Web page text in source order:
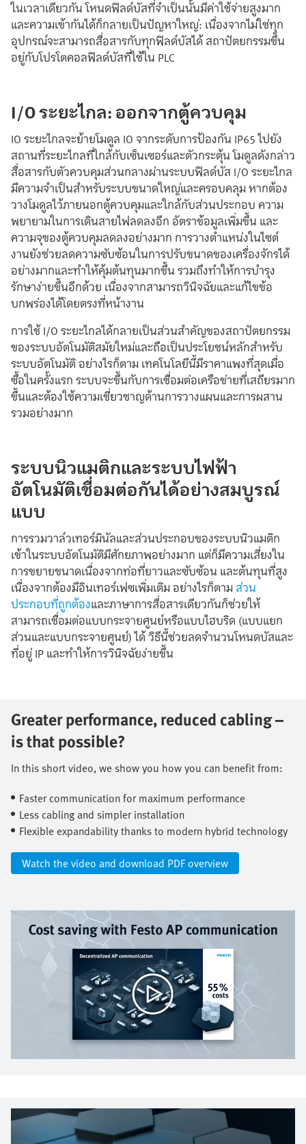
ในเวลาเดียวกัน โหนดฟิลด์บัสที่จำเป็นนั้นมีค่าใช้จ่ายสูงมาก
และความเข้ากันได้ก็กลายเป็นปัญหาใหญ่: เนื่องจากไม่ใช่ทุก
อุปกรณ์จะสามารถสื่อสารกับทุกฟิลด์บัสได้ สถาปัตยกรรมขึ้น
อยู่กับโปรโตคอลฟิลด์บัสที่ใช้ใน PLC
I/O ระยะไกล: ออกจากตู้ควบคุม
IO ระยะไกลจะย้ายโมดูล IO จากระดับการป้องกัน IP65 ไปยัง
สถานที่ระยะไกลที่ใกล้กับเซ็นเซอร์และตัวกระตุ้น โมดูลดังกล่าว
สื่อสารกับตัวควบคุมส่วนกลางผ่านระบบฟิลด์บัส I/O ระยะไกล
มีความจำเป็นสำหรับระบบขนาดใหญ่และครอบคลุม หากต้อง
วางโมดูลไว้ภายนอกตู้ควบคุมและใกล้กับส่วนประกอบ ความ
พยายามในการเดินสายไฟลดลงอีก อัตราข้อมูลเพิ่มขึ้น และ
ความจุของตู้ควบคุมลดลงอย่างมาก การวางตำแหน่งในไซต์
งานยังช่วยลดความซับซ้อนในการปรับขนาดของเครื่องจักรได้
อย่างมากและทำให้คุ้มต้นทุนมากขึ้น รวมถึงทำให้การบำรุง
รักษาง่ายขึ้นอีกด้วย เนื่องจากสามารถวินิจฉัยและแก้ไขข้อ
บกพร่องได้โดยตรงที่หน้างาน
การใช้ I/O ระยะไกลได้กลายเป็นส่วนสำคัญของสถาปัตยกรรม
ของระบบอัตโนมัติสมัยใหม่และถือเป็นประโยชน์หลักสำหรับ
ระบบอัตโนมัติ อย่างไรก็ตาม เทคโนโลยีนี้มีราคาแพงที่สุดเมื่อ
ซื้อในครั้งแรก ระบบจะขึ้นกับการเชื่อมต่อเครือข่ายที่เสถียรมาก
ขึ้นและต้องใช้ความเชี่ยวชาญด้านการวางแผนและการผสาน
รวมอย่างมาก
ระบบนิวแมติกและระบบไฟฟ้า
อัตโนมัติเชื่อมต่อกันได้อย่างสมบูรณ์
แบบ
การรวมวาล์วเทอร์มินัลและส่วนประกอบของระบบนิวแมติก
เข้าในระบบอัตโนมัติมีศักยภาพอย่างมาก แต่ก็มีความเสี่ยงใน
การขยายขนาดเนื่องจากท่อที่ยาวและซับซ้อน และต้นทุนที่สูง
เนื่องจากต้องมีอินเทอร์เฟซเพิ่มเติม อย่างไรก็ตาม ส่วน
ประกอบที่ถูกต้องและภาษาการสื่อสารเดียวกันก็ช่วยให้
สามารถเชื่อมต่อแบบกระจายศูนย์หรือแบบไฮบริด (แบบแยก
ส่วนและแบบกระจายศูนย์) ได้ วิธีนี้ช่วยลดจำนวนโหนดบัสและ
ที่อยู่ IP และทำให้การวินิจฉัยง่ายขึ้น
Greater performance, reduced cabling –
is that possible?​
In this short video, we show you how you can benefit from:​
Faster communication for maximum performance​
Less cabling and simpler installation​
Flexible expandability thanks to modern hybrid technology​
Watch the video and download PDF overview​